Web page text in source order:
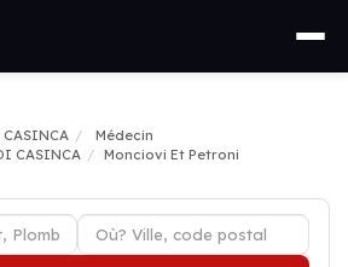
CASINCA
Médecin
CASINCA
Monciovi Et Petroni